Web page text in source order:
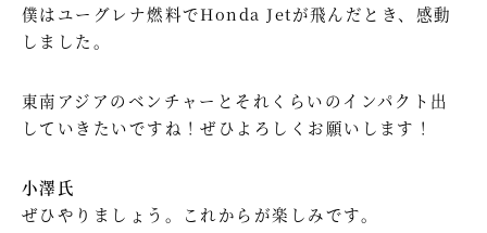
僕はユーグレナ燃料でHonda Jetが飛んだとき、感動
しました。
東南アジアのベンチャーとそれくらいのインパクト出
していきたいですね！ぜひよろしくお願いします！
小澤氏
ぜひやりましょう。これからが楽しみです。